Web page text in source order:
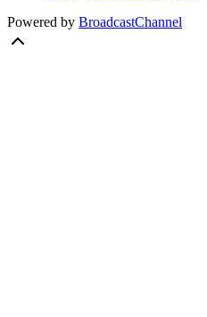
Powered by BroadcastChannel